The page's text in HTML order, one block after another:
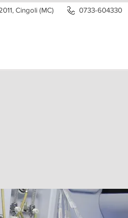
Cingoli (MC) 0733-604330